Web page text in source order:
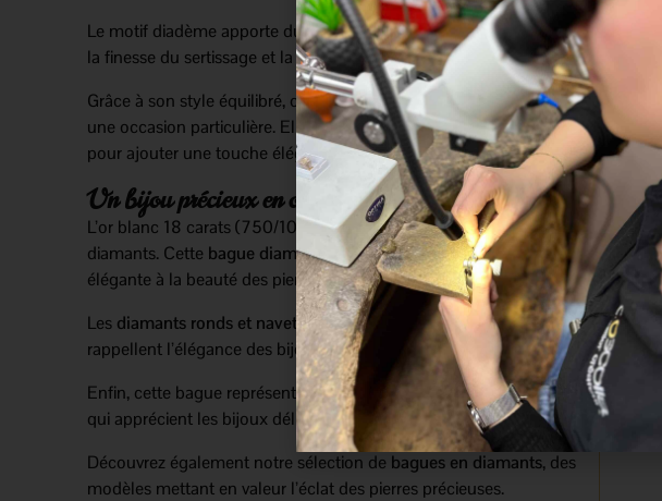
Le motif diadème apporte du relief à la bague. De plus, il souligne
la finesse du sertissage et la brillance des pierres.
Grâce à son style équilibré, cette bague accompagne facilement
une occasion particulière. Elle peut aussi se porter au quotidien
pour ajouter une touche élégante à une tenue.
Un bijou précieux en or blanc 18 carats
L’or blanc 18 carats (750/1000) met en valeur la luminosité des
diamants. Cette bague diamant or blancassocie ainsi une forme
élégante à la beauté des pierres précieuses.
Les diamants ronds et navettes
donnent du caractère au bijou. Ils
rappellent l’élégance des bijoux inspirés des diadèmes.
Enfin, cette bague représente un choix raffiné pour celles et ceux
qui apprécient les bijoux délicats, lumineux et intemporels.
Découvrez également notre sélection de bagues en diamants, des
modèles mettant en valeur l’éclat des pierres précieuses.